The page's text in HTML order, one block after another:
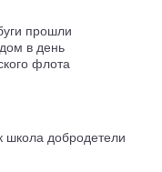
прошли
в день
флота
школа добродетели